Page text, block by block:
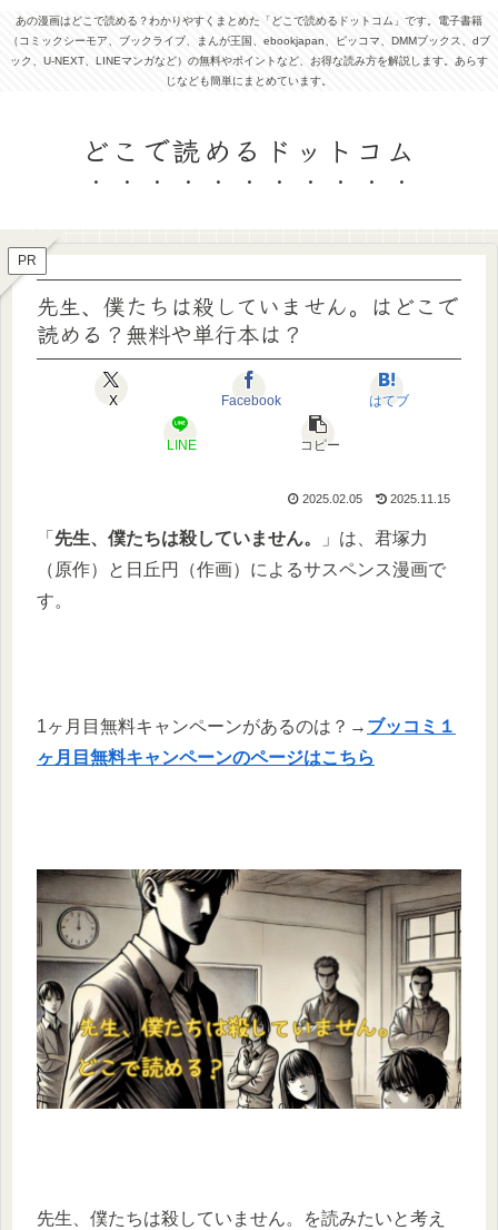
あの漫画はどこで読める？わかりやすくまとめた「どこで読めるドットコム」です。電子書籍
（コミックシーモア、ブックライブ、まんが王国、ebookjapan、ピッコマ、DMMブックス、dブ
ック、U-NEXT、LINEマンガなど）の無料やポイントなど、お得な読み方を解説します。あらす
じなども簡単にまとめています。
どこで読めるドットコム
PR
先生、僕たちは殺していません。はどこで
読める？無料や単行本は？
X Facebook はてブ
LINE コピー
2025.02.05 2025.11.15
「 先生、僕たちは殺していません。
」は、君塚力
（原作）と日丘円（作画）によるサスペンス漫画で
す。
1ヶ月目無料キャンペーンがあるのは？→ ブッコミ１
ヶ月目無料キャンペーンのページはこちら
先生、僕たちは殺していません。を読みたいと考え